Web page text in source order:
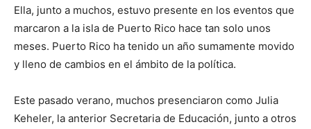
Ella, junto a muchos, estuvo presente en los eventos que
marcaron a la isla de Puerto Rico hace tan solo unos
meses. Puerto Rico ha tenido un año sumamente movido
y lleno de cambios en el ámbito de la política.
Este pasado verano, muchos presenciaron como Julia
Keheler, la anterior Secretaria de Educación, junto a otros